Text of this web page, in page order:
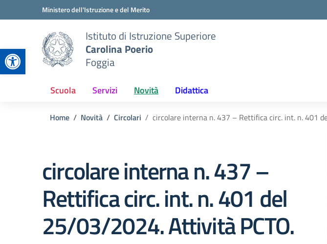
Apri la barra degli strumenti
Vai ai contenuti
Vai al menu di navigazioneMinistero dell'Istruzione e del Merito
Istituto di Istruzione Superiore
Carolina Poerio
Foggia
Scuola Servizi Novità Didattica
Home Novità Circolari circolare interna n. 437 – Rettifica circ. int. n. 401
circolare interna n. 437 –
Rettifica circ. int. n. 401 del
25/03/2024. Attività PCTO.